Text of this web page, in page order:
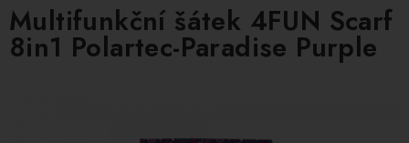
Multifunkční šátek 4FUN Scarf
8in1 Polartec-Paradise Purple